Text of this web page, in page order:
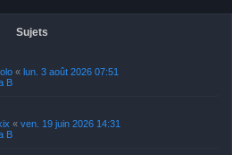
Sujets
« lun. 3 août 2026 07:51
B
« ven. 19 juin 2026 14:31
B